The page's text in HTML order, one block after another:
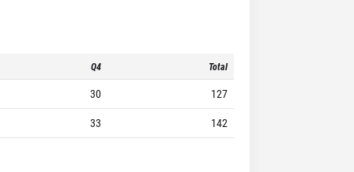
Q4 Total
30
127
33
142